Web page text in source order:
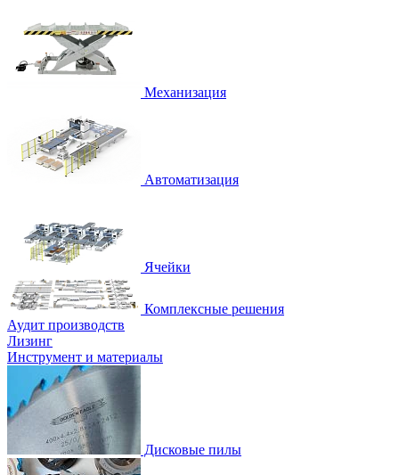
Механизация
Автоматизация
Ячейки
Комплексные решения
Аудит производств
Лизинг
Инструмент и материалы
Дисковые пилы